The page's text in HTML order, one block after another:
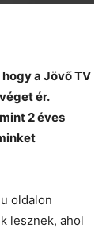
a Jövő TV
ér.
2 éves
oldalon
lesznek, ahol